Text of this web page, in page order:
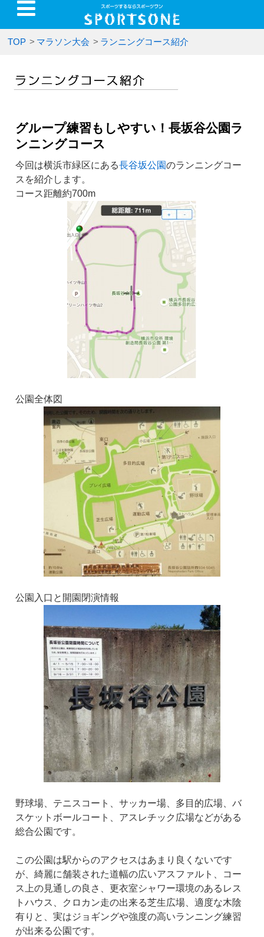
TOP > マラソン大会 > ランニングコース紹介
グループ練習もしやすい！長坂谷公園ラ
ンニングコース
今回は横浜市緑区にある長谷坂公園のランニングコー
スを紹介します。
コース距離約700m
公園全体図
公園入口と開園閉演情報
野球場、テニスコート、サッカー場、多目的広場、バ
スケットボールコート、アスレチック広場などがある
総合公園です。
この公園は駅からのアクセスはあまり良くないです
が、綺麗に舗装された道幅の広いアスファルト、コー
ス上の見通しの良さ、更衣室シャワー環境のあるレス
トハウス、クロカン走の出来る芝生広場、適度な木陰
有りと、実はジョギングや強度の高いランニング練習
が出来る公園です。